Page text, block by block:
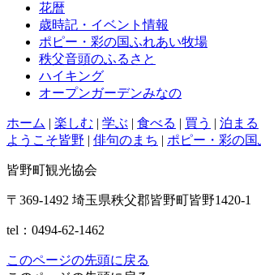
花暦
歳時記・イベント情報
ポピー・彩の国ふれあい牧場
秩父音頭のふるさと
ハイキング
オープンガーデンみなの
ホーム | 楽しむ | 学ぶ | 食べる | 買う | 泊まる
ようこそ皆野 | 俳句のまち | ポピー・彩の
皆野町観光協会
〒369-1492 埼玉県秩父郡皆野町皆野1420-1
tel：0494-62-1462
このページの先頭に戻る